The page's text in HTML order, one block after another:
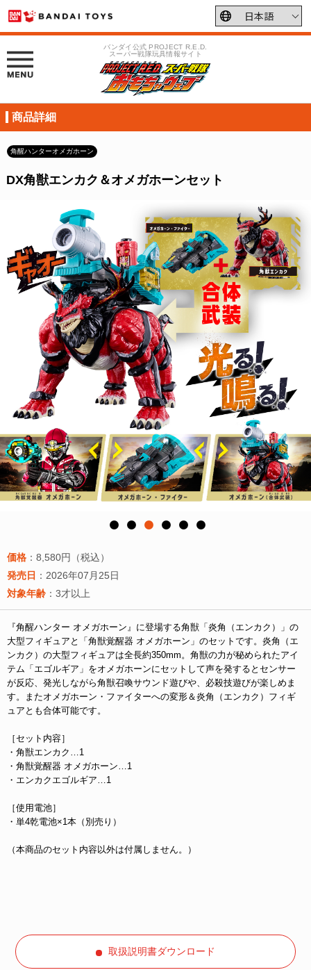
バンダイ公式 PROJECT R.E.D.
スーパー戦隊玩具情報サイト
商品詳細
角醒ハンターオメガホーン
DX角獣エンカク＆オメガホーンセット
価格 ：8,580円（税込）
発売日 ：2026年07月25日
対象年齢 ：3才以上
『角醒ハンター オメガホーン』に登場する角獣「炎角（エンカク）」の
大型フィギュアと「角獣覚醒器 オメガホーン」のセットです。炎角（エ
ンカク）の大型フィギュアは全長約350mm。角獣の力が秘められたアイ
テム「エゴルギア」をオメガホーンにセットして声を発するとセンサー
が反応、発光しながら角獣召喚サウンド遊びや、必殺技遊びが楽しめま
す。またオメガホーン・ファイターへの変形＆炎角（エンカク）フィギ
ュアとも合体可能です。
［セット内容］
・角獣エンカク…1
・角獣覚醒器 オメガホーン…1
・エンカクエゴルギア…1
［使用電池］
・単4乾電池×1本（別売り）
（本商品のセット内容以外は付属しません。）
取扱説明書ダウンロード